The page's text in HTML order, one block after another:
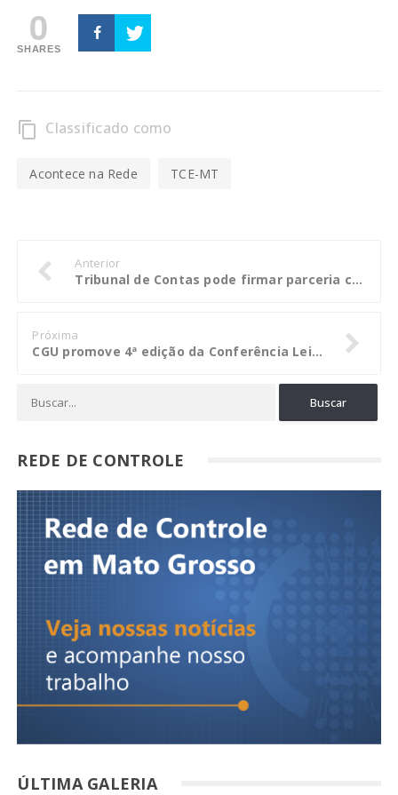
0
SHARES
content_copy Classificado como
Acontece na Rede TCE-MT
Anterior
Tribunal de Contas pode firmar parceria com a Fecomercio para campanha contra pirataria
Próxima
CGU promove 4ª edição da Conferência Lei Empresa Limpa
REDE DE CONTROLE
ÚLTIMA GALERIA